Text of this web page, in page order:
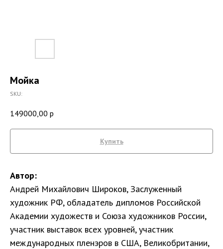
Мойка
SKU:
149000,00 р
Купить
Автор:
Андрей Михайлович Широков, Заслуженный
художник РФ, обладатель дипломов Российской
Академии художеств и Союза художников России,
участник выставок всех уровней, участник
международных пленэров в США, Великобритании,